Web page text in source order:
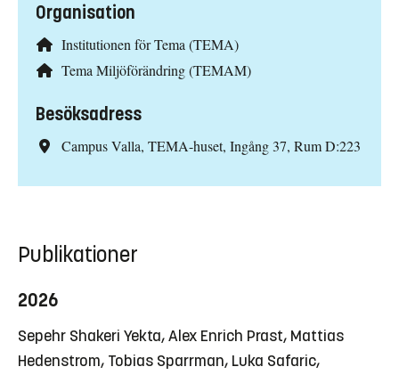
Organisation
Institutionen för Tema (TEMA)
Tema Miljöförändring (TEMAM)
Besöksadress
Campus Valla, TEMA-huset, Ingång 37, Rum D:223
Publikationer
2026
Sepehr Shakeri Yekta, Alex Enrich Prast, Mattias
Hedenstrom, Tobias Sparrman, Luka Safaric,